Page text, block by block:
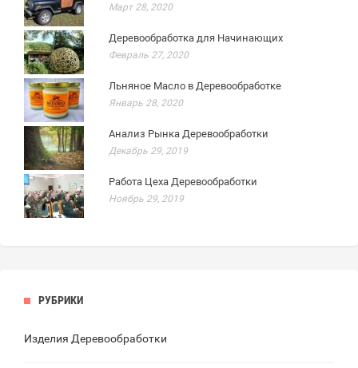
Март 28, 2020
Деревообработка для Начинающих
Февраль 27, 2020
Льняное Масло в Деревообработке
Январь 28, 2020
Анализ Рынка Деревообработки
Декабрь 29, 2019
Работа Цеха Деревообработки
Ноябрь 29, 2019
РУБРИКИ
Изделия Деревообработки